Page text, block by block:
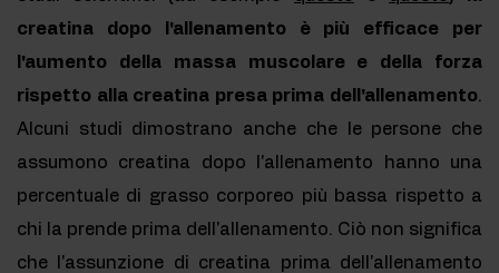
creatina dopo l'allenamento è più efficace per
l'aumento della massa muscolare e della forza
rispetto alla creatina presa prima dell'allenamento.
Alcuni studi dimostrano anche che le persone che
assumono creatina dopo l'allenamento hanno una
percentuale di grasso corporeo più bassa rispetto a
chi la prende prima dell'allenamento. Ciò non significa
che l'assunzione di creatina prima dell'allenamento